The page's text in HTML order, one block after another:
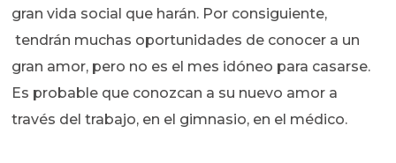
gran vida social que harán. Por consiguiente,
tendrán muchas oportunidades de conocer a un
gran amor, pero no es el mes idóneo para casarse.
Es probable que conozcan a su nuevo amor a
través del trabajo, en el gimnasio, en el médico.